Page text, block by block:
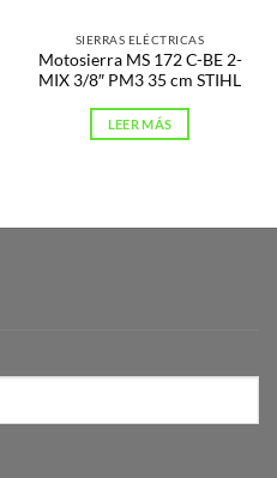
SIERRAS ELÉCTRICAS
Motosierra MS 172 C-BE 2-
MIX 3/8″ PM3 35 cm STIHL
LEER MÁS